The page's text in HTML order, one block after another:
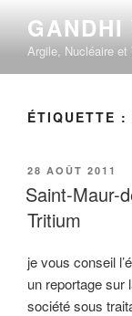
contenu
principal
GANDHI
Argile, Nucléaire et
ÉTIQUETTE :
PUBLIÉ
LE
28 AOÛT 2011
Saint-Maur-
Tritium
je vous conseil
un reportage sur
société sous